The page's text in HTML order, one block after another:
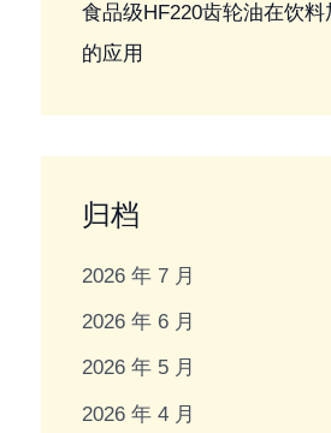
食品级HF220齿轮油在饮料
的应用
归档
2026 年 7 月
2026 年 6 月
2026 年 5 月
2026 年 4 月